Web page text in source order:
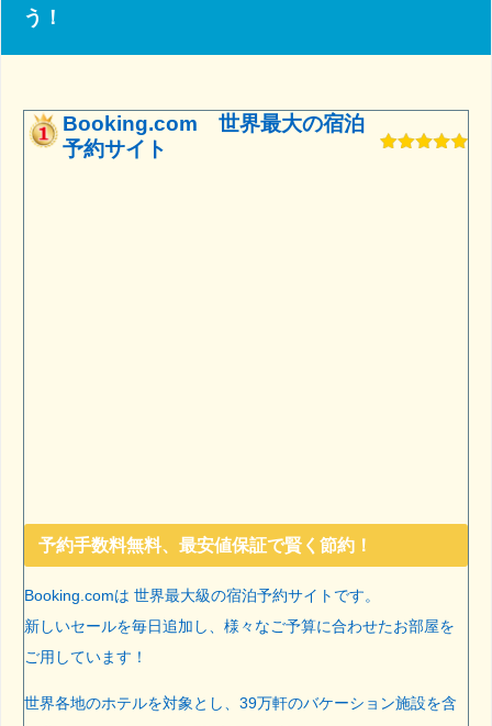
う！
Booking.com 世界最大の宿泊
予約サイト
予約手数料無料、最安値保証で賢く節約！
Booking.comは 世界最大級の宿泊予約サイトです。
新しいセールを毎日追加し、様々なご予算に合わせたお部屋を
ご用しています！
世界各地のホテルを対象とし、39万軒のバケーション施設を含